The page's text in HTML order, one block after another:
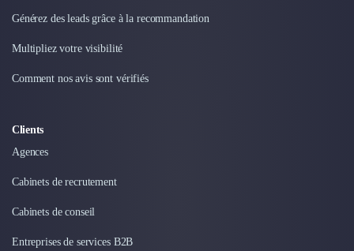
Générez des leads grâce à la recommandation
Multipliez votre visibilité
Comment nos avis sont vérifiés
Clients
Agences
Cabinets de recrutement
Cabinets de conseil
Entreprises de services B2B